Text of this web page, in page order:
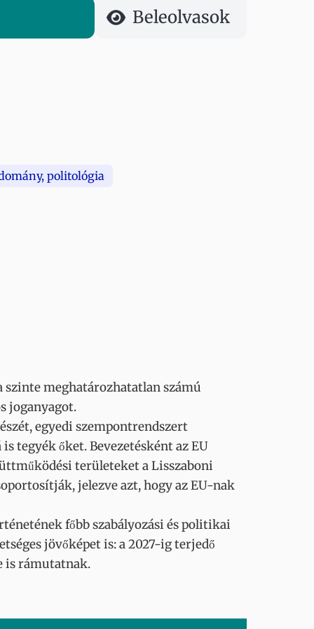
Beleolvasok
politológia
meghatározhatatlan számú
joganyagot.
egyedi szempontrendszert
tegyék őket. Bevezetésként az EU
területeket a Lisszaboni
jelezve azt, hogy az EU-nak
főbb szabályozási és politikai
jövőképet is: a 2027-ig terjedő
is rámutatnak.